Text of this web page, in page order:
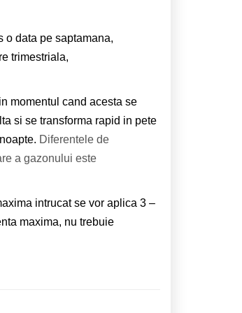
o data pe saptamana,
trimestriala,
momentul cand acesta se
si se transforma rapid in pete
Diferentele de
a gazonului este
intrucat se vor aplica 3 –
maxima, nu trebuie